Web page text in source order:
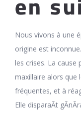
Nous vivons à une
origine est
les crises. La cause
maxillaire alors que
fréquentes, et à
Elle disparaÃt